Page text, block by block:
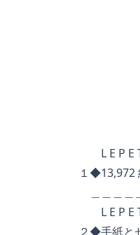
◆
S O
L E P E T I T B
１◆13,972
L E P E T I T B
２◆手紙とセ